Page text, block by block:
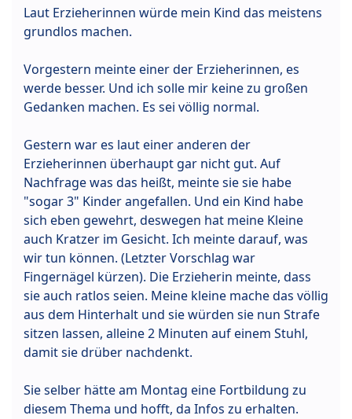
Laut Erzieherinnen würde mein Kind das meistens
grundlos machen.
Vorgestern meinte einer der Erzieherinnen, es
werde besser. Und ich solle mir keine zu großen
Gedanken machen. Es sei völlig normal.
Gestern war es laut einer anderen der
Erzieherinnen überhaupt gar nicht gut. Auf
Nachfrage was das heißt, meinte sie sie habe
"sogar 3" Kinder angefallen. Und ein Kind habe
sich eben gewehrt, deswegen hat meine Kleine
auch Kratzer im Gesicht. Ich meinte darauf, was
wir tun können. (Letzter Vorschlag war
Fingernägel kürzen). Die Erzieherin meinte, dass
sie auch ratlos seien. Meine kleine mache das völlig
aus dem Hinterhalt und sie würden sie nun Strafe
sitzen lassen, alleine 2 Minuten auf einem Stuhl,
damit sie drüber nachdenkt.
Sie selber hätte am Montag eine Fortbildung zu
diesem Thema und hofft, da Infos zu erhalten.